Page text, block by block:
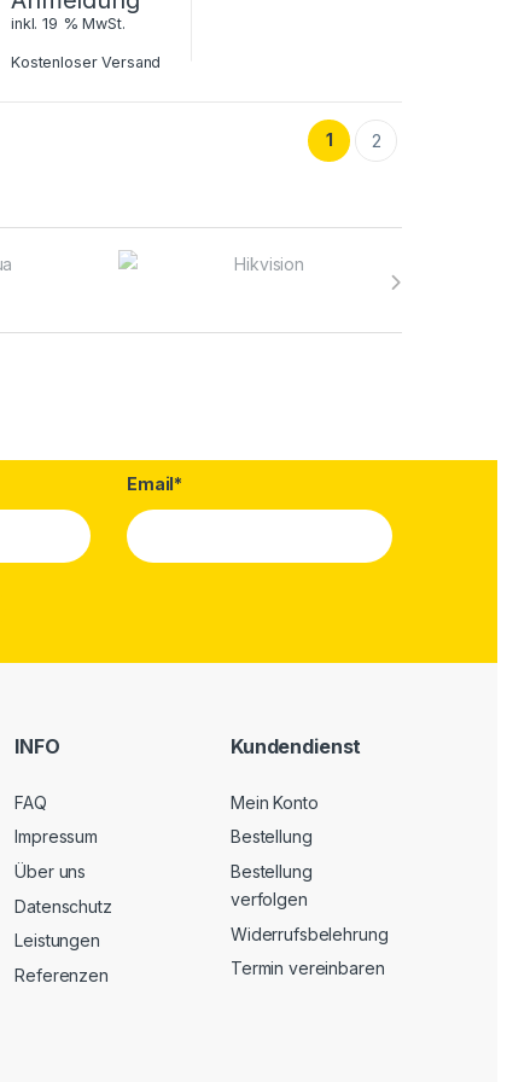
inkl. 19 % MwSt.
Kostenloser Versand
1 2
Email*
INFO
FAQ
Impressum
Über uns
Datenschutz
Leistungen
Referenzen
Kundendienst
Mein Konto
Bestellung
Bestellung
verfolgen
Widerrufsbelehrung
Termin vereinbaren